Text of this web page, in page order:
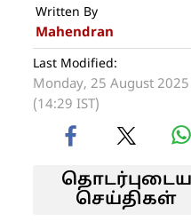
Written By
Mahendran
Last Modified:
Monday, 25 August 2025
(14:29 IST)
தொடர்புடைய
செய்திகள்